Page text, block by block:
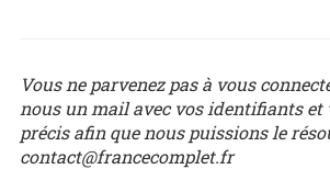
Vous ne parvenez pas à vous
nous un mail avec vos identifiants et
précis afin que nous puissions le
contact@francecomplet.fr